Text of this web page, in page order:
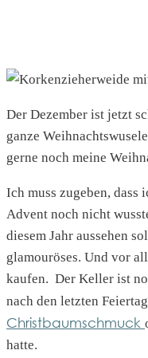
Der Dezember ist jetzt
ganze
gerne noch meine
Ich muss zugeben, dass
Advent noch nicht
diesem Jahr aussehen
glamouröses. Und vor
kaufen. Der Keller ist
nach den letzten
Christbaumschmuck
hatte.